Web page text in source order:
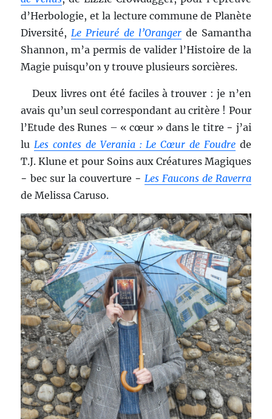
d’Herbologie, et la lecture commune de Planète
Diversité,Le Prieuré de l’Orangerde Samantha
Shannon, m’a permis de valider l’Histoire de la
Magie puisqu’on y trouve plusieurs sorcières.
Deux livres ont été faciles à trouver : je n’en
avais qu’un seul correspondant au critère ! Pour
l’Etude des Runes – « cœur » dans le titre − j’ai
luLes contes de Verania : Le Cœur de Foudrede
T.J. Klune et pour Soins aux Créatures Magiques
− bec sur la couverture − Les Faucons de Raverra
de Melissa Caruso.